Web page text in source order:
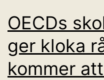
OECDs
ger kloka
kommer